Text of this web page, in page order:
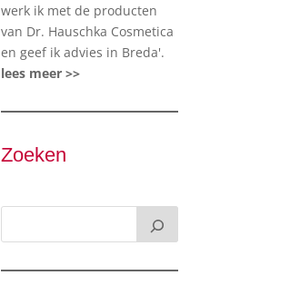
werk ik met de producten
van Dr. Hauschka Cosmetica
en geef ik advies in Breda'.
lees meer >>
Zoeken